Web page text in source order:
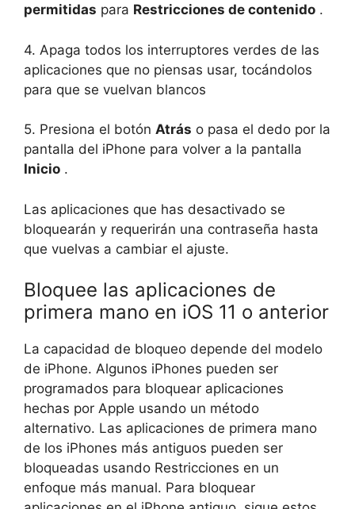
permitidas para Restricciones de contenido .
4. Apaga todos los interruptores verdes de las
aplicaciones que no piensas usar, tocándolos
para que se vuelvan blancos
5. Presiona el botón Atrás o pasa el dedo por la
pantalla del iPhone para volver a la pantalla
Inicio .
Las aplicaciones que has desactivado se
bloquearán y requerirán una contraseña hasta
que vuelvas a cambiar el ajuste.
Bloquee las aplicaciones de
primera mano en iOS 11 o anterior
La capacidad de bloqueo depende del modelo
de iPhone. Algunos iPhones pueden ser
programados para bloquear aplicaciones
hechas por Apple usando un método
alternativo. Las aplicaciones de primera mano
de los iPhones más antiguos pueden ser
bloqueadas usando Restricciones en un
enfoque más manual. Para bloquear